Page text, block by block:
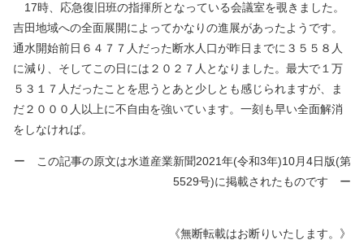
17時、応急復旧班の指揮所となっている会議室を覗きました。
吉田地域への全面展開によってかなりの進展があったようです。
通水開始前日６４７７人だった断水人口が昨日までに３５５８人
に減り、そしてこの日には２０２７人となりました。最大で１万
５３１７人だったことを思うとあと少しとも感じられますが、ま
だ２０００人以上に不自由を強いています。一刻も早い全面解消
をしなければ。
ー この記事の原文は水道産業新聞2021年(令和3年)10月4日版(第
5529号)に掲載されたものです ー
《無断転載はお断りいたします。》